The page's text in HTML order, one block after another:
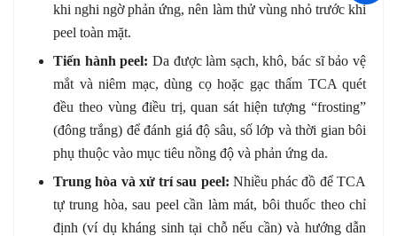
khi nghi ngờ phản ứng, nên làm thử vùng nhỏ trước khi
peel toàn mặt.
Tiến hành peel: Da được làm sạch, khô, bác sĩ bảo vệ
mắt và niêm mạc, dùng cọ hoặc gạc thấm TCA quét
đều theo vùng điều trị, quan sát hiện tượng “frosting”
(đông trắng) để đánh giá độ sâu, số lớp và thời gian bôi
phụ thuộc vào mục tiêu nồng độ và phản ứng da.
Trung hòa và xử trí sau peel: Nhiều phác đồ để TCA
tự trung hòa, sau peel cần làm mát, bôi thuốc theo chỉ
định (ví dụ kháng sinh tại chỗ nếu cần) và hướng dẫn